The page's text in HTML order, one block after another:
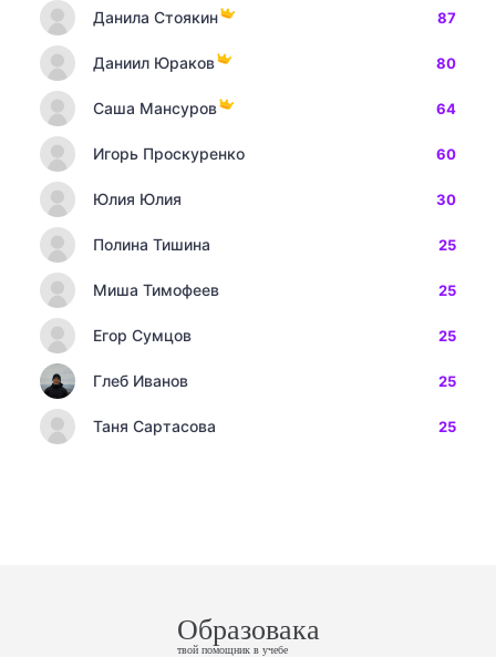
Данила Стоякин 87
Даниил Юраков 80
Саша Мансуров 64
Игорь Проскуренко 60
Юлия Юлия 30
Полина Тишина 25
Миша Тимофеев 25
Егор Сумцов 25
Глеб Иванов 25
Таня Сартасова 25
Образовака
твой помощник в учебе